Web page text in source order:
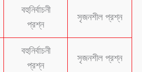
বহুনির্বাচনী
প্রশ্ন
সৃজনশীল প্রশ্ন
বহুনির্বাচনী
প্রশ্ন
সৃজনশীল প্রশ্ন